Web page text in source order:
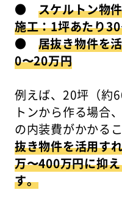
● スケルトン物
施工：1坪あたり
● 居抜き物件を
0〜20万円
例えば、20坪（約
トンから作る場合
の内装費がかかる
抜き物件を活用す
万〜400万円に抑
す。